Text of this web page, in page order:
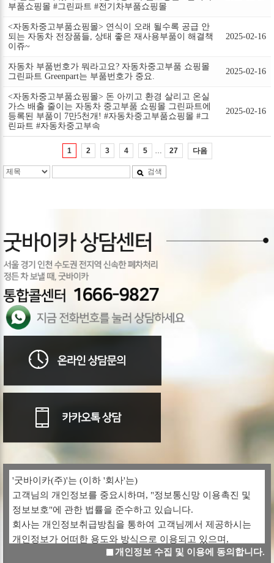
부품쇼핑몰 #그린파트 #전기차부품쇼핑몰
<자동차중고부품쇼핑몰> 연식이 오래 될수록 공급 안
되는 자동차 전장품들, 상태 좋은 재사용부품이 해결책
이쥬~
2025-02-16
자동차 부품번호가 뭐라고요? 자동차중고부품 쇼핑몰
그린파트 Greenpart는 부품번호가 중요.
2025-02-16
<자동차중고부품쇼핑몰> 돈 아끼고 환경 살리고 온실
가스 배출 줄이는 자동차 중고부품 쇼핑몰 그린파트에
등록된 부품이 7만5천개! #자동차중고부품쇼핑몰 #그
린파트 #자동차중고부속
2025-02-16
1 2 3 4 5 27 다음
검색
'굿바이카(주)'는 (이하 '회사'는)
고객님의 개인정보를 중요시하며, "정보통신망 이용촉진 및
정보보호"에 관한 법률을 준수하고 있습니다.
회사는 개인정보취급방침을 통하여 고객님께서 제공하시는
개인정보가 어떠한 용도와 방식으로 이용되고 있으며,
개인정보보호를 위해 어떠한 조치가 취해지고 있는지
개인정보 수집 및 이용에 동의합니다.